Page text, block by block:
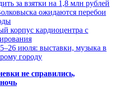
за взятки на 1,8 млн рублей
ожидаются перебои
корпус кардиоцентра с
июля: выставки, музыка в
городу
не справились,